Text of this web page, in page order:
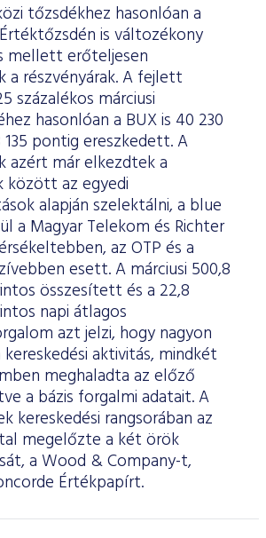
tőzsdékhez hasonlóan a
is változékony
mellett erőteljesen
a részvényárak. A fejlett
százalékos márciusi
hasonlóan a BUX is 40 230
pontig ereszkedett. A
azért már elkezdtek a
között az egyedi
alapján szelektálni, a blue
a Magyar Telekom és Richter
az OTP és a
esett. A márciusi 500,8
összesített és a 22,8
napi átlagos
azt jelzi, hogy nagyon
aktivitás, mindkét
meghaladta az előző
a bázis forgalmi adatait. A
kereskedési rangsorában az
megelőzte a két örök
a Wood & Company-t,
Értékpapírt.